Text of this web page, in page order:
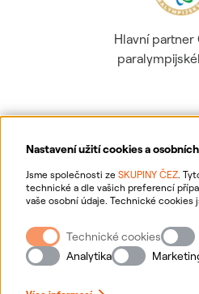
Nastavení užití cookies a
Jsme společnosti ze SKUPINY ČEZ.
technické a dle vašich preferencí
vaše osobní údaje. Technické cookies
webové stránky vašim preferencím, k
Pro sběr a zpracování netechnických
nám můžete udělit souhlas. Bližší
zpracování osobních údajů, včetně
Technické cookies
Analytika
Hlavní partner
Ochrana
Informace o
Nastavení